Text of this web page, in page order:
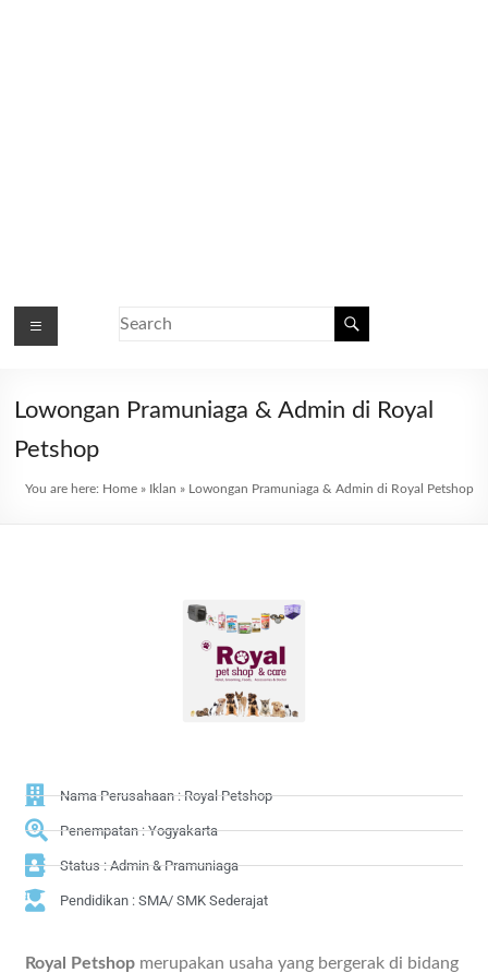
Lowongan Pramuniaga & Admin di Royal
Petshop
You are here: Home» Iklan » Lowongan Pramuniaga & Admin di Royal Petshop
Nama Perusahaan : Royal Petshop
Penempatan : Yogyakarta
Status : Admin & Pramuniaga
Pendidikan : SMA/ SMK Sederajat
Royal Petshop merupakan usaha yang bergerak di bidang